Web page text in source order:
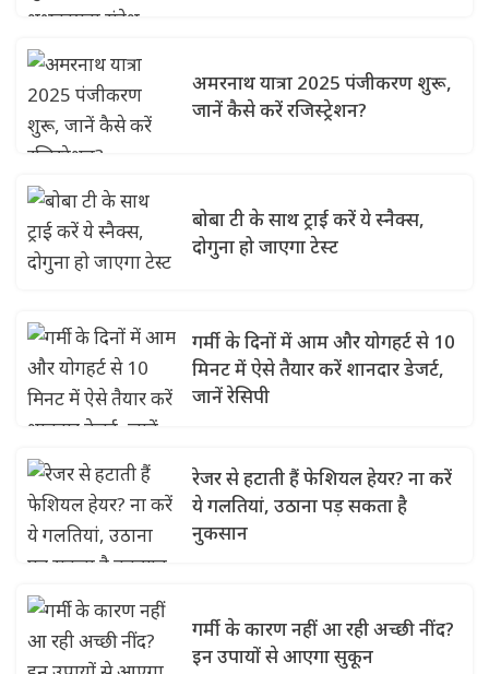
अमरनाथ यात्रा 2025 पंजीकरण शुरू,
जानें कैसे करें रजिस्ट्रेशन?
बोबा टी के साथ ट्राई करें ये स्नैक्स,
दोगुना हो जाएगा टेस्ट
गर्मी के दिनों में आम और योगहर्ट से 10
मिनट में ऐसे तैयार करें शानदार डेजर्ट,
जानें रेसिपी
रेजर से हटाती हैं फेशियल हेयर? ना करें
ये गलतियां, उठाना पड़ सकता है
नुकसान
गर्मी के कारण नहीं आ रही अच्छी नींद?
इन उपायों से आएगा सुकून